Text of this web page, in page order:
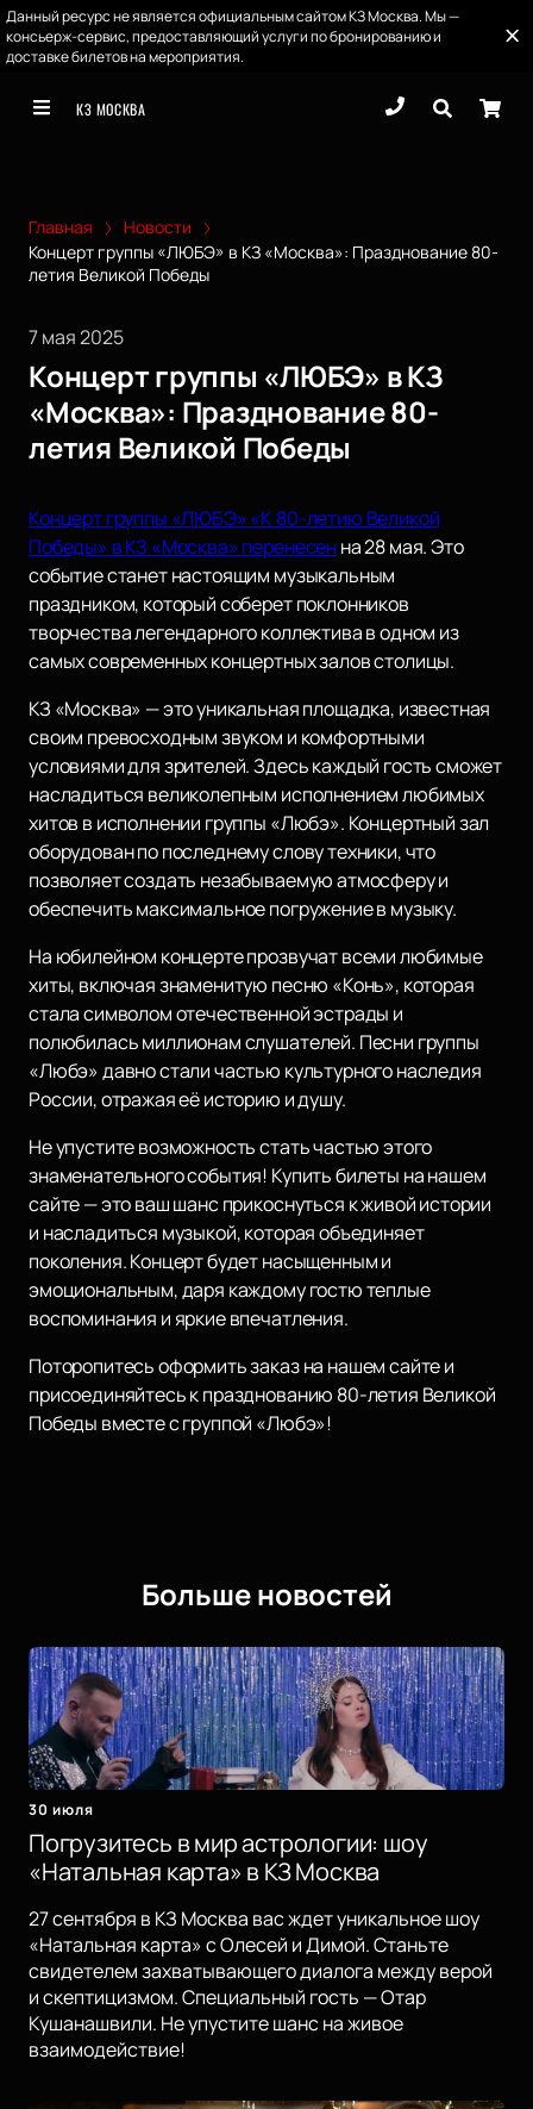
Данный ресурс не является официальным сайтом КЗ Москва. Мы —
консьерж-сервис, предоставляющий услуги по бронированию и
доставке билетов на мероприятия.
КЗ МОСКВА
Главная
Новости
Концерт группы «ЛЮБЭ» в КЗ «Москва»: Празднование 80-
летия Великой Победы
7 мая 2025
Концерт группы «ЛЮБЭ» в КЗ
«Москва»: Празднование 80-
летия Великой Победы
Концерт группы «ЛЮБЭ» «К 80-летию Великой
Победы» в КЗ «Москва» перенесенна 28 мая. Это
событие станет настоящим музыкальным
праздником, который соберет поклонников
творчества легендарного коллектива в одном из
самых современных концертных залов столицы.
КЗ «Москва» — это уникальная площадка, известная
своим превосходным звуком и комфортными
условиями для зрителей. Здесь каждый гость сможет
насладиться великолепным исполнением любимых
хитов в исполнении группы «Любэ». Концертный зал
оборудован по последнему слову техники, что
позволяет создать незабываемую атмосферу и
обеспечить максимальное погружение в музыку.
На юбилейном концерте прозвучат всеми любимые
хиты, включая знаменитую песню «Конь», которая
стала символом отечественной эстрады и
полюбилась миллионам слушателей. Песни группы
«Любэ» давно стали частью культурного наследия
России, отражая её историю и душу.
Не упустите возможность стать частью этого
знаменательного события! Купить билеты на нашем
сайте — это ваш шанс прикоснуться к живой истории
и насладиться музыкой, которая объединяет
поколения. Концерт будет насыщенным и
эмоциональным, даря каждому гостю теплые
воспоминания и яркие впечатления.
Поторопитесь оформить заказ на нашем сайте и
присоединяйтесь к празднованию 80-летия Великой
Победы вместе с группой «Любэ»!
Больше новостей
30 июля
Погрузитесь в мир астрологии: шоу
«Натальная карта» в КЗ Москва
27 сентября в КЗ Москва вас ждет уникальное шоу
«Натальная карта» с Олесей и Димой. Станьте
свидетелем захватывающего диалога между верой
и скептицизмом. Специальный гость — Отар
Кушанашвили. Не упустите шанс на живое
взаимодействие!